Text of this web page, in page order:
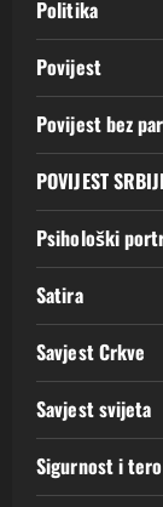
Politika
Povijest
Povijest bez
POVIJEST
Psihološki
Satira
Savjest Crkve
Savjest svijeta
Sigurnost i